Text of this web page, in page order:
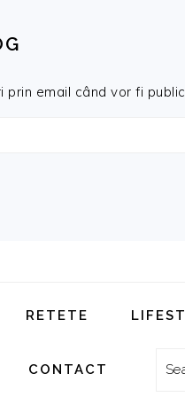
email când vor fi
RETETE
CONTACT